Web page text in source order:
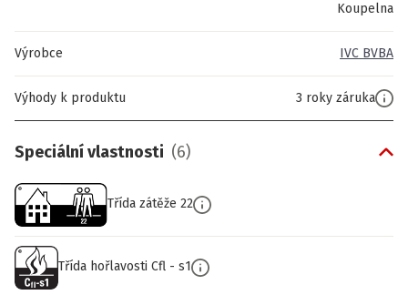
Koupelna
Výrobce IVC BVBA
Výhody k produktu 3 roky záruka
Speciální vlastnosti (6)
Třída zátěže 22
Třída hořlavosti Cfl - s1